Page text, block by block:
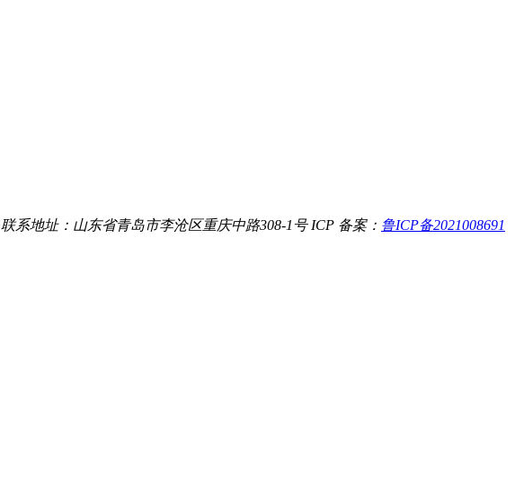
联系地址：山东省青岛市李沧区重庆中路308-1号 ICP 备案： 鲁ICP备2021008691